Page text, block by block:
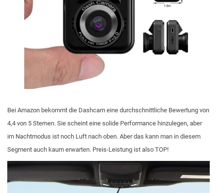
Bei Amazon bekommt die Dashcam eine durchschnittliche Bewertung von
4,4 von 5 Sternen. Sie scheint eine solide Performance hinzulegen, aber
im Nachtmodus ist noch Luft nach oben. Aber das kann man in diesem
Segment auch kaum erwarten. Preis-Leistung ist also TOP!